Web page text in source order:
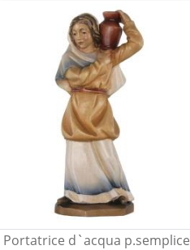
Portatrice d`acqua p.semplice